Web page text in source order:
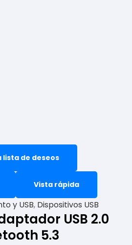
lista de deseos
Vista rápida
y USB, Dispositivos USB
USB 2.0
5.3